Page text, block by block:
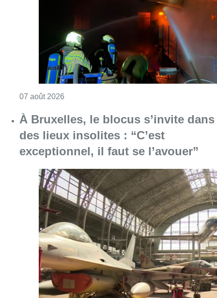
des lieux insolites : “C’est
exceptionnel, il faut se l’avouer”
06 août 2026Consulter l'article "À Bruxelles, le blocus
Saint-Géry : un ancien bras de la
Senne et une ancienne brasserie
classés au patrimoine bruxellois